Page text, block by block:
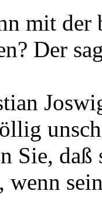
mit der
Der
Sie,
wenn